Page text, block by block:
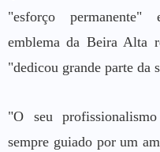
"esforço
emblema da Beira Alta
"dedicou grande parte da
"O seu
sempre guiado por um